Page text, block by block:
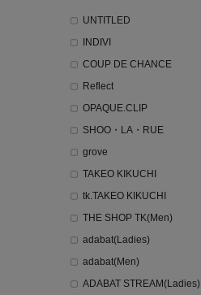
UNTITLED
INDIVI
COUP DE CHANCE
Reflect
OPAQUE.CLIP
SHOO・LA・RUE
grove
TAKEO KIKUCHI
tk.TAKEO KIKUCHI
THE SHOP TK(Men)
adabat(Ladies)
adabat(Men)
ADABAT STREAM(Ladies)